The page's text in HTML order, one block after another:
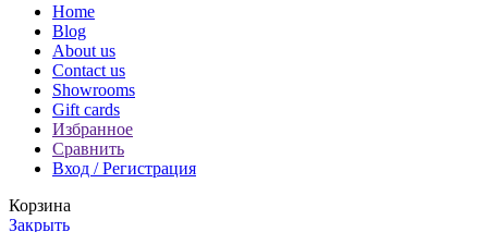
Home
Blog
About us
Contact us
Showrooms
Gift cards
Избранное
Сравнить
Вход / Регистрация
Корзина
Закрыть